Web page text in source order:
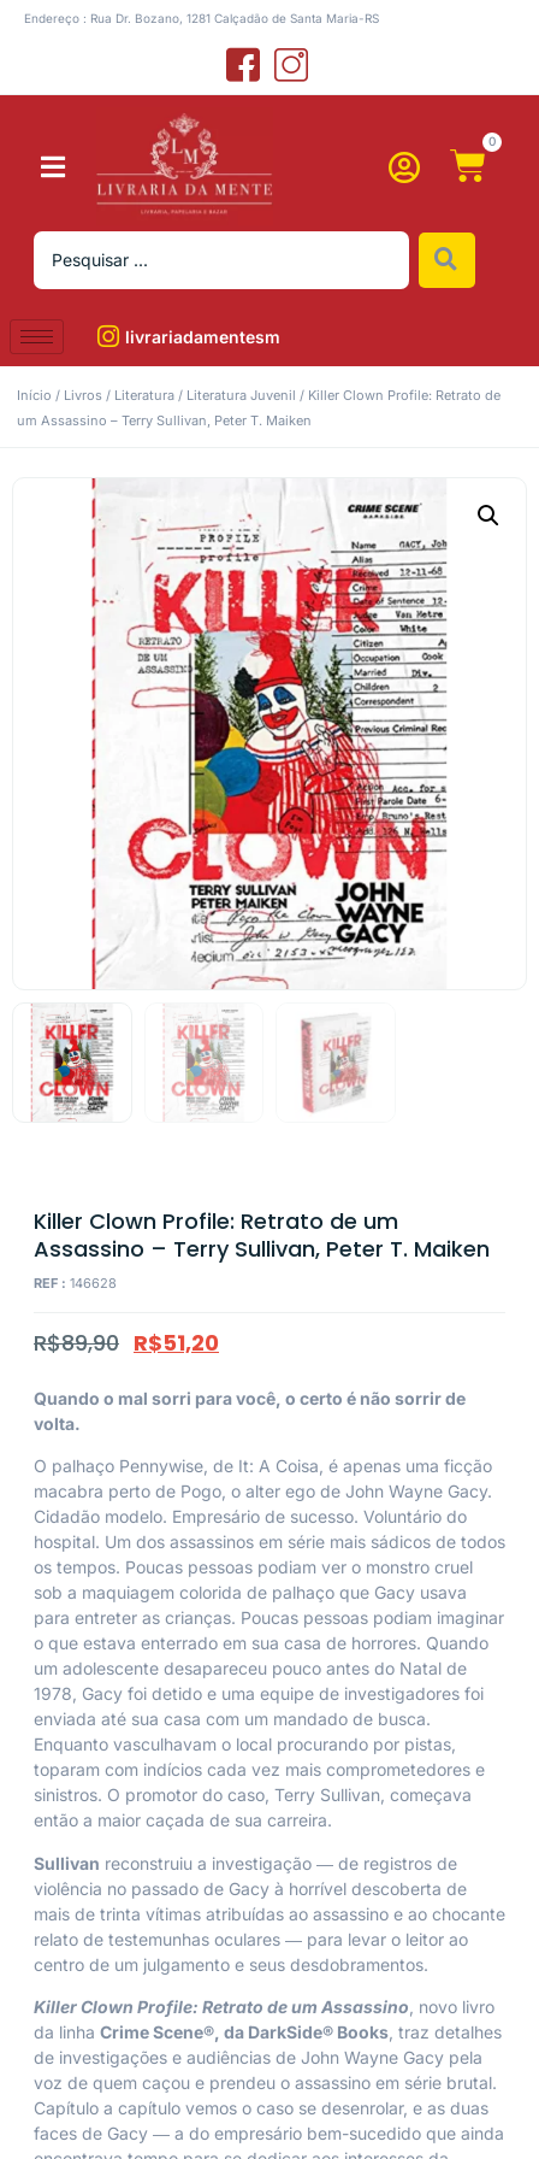
Endereço : Rua Dr. Bozano, 1281 Calçadão de Santa Maria-RS
0
livrariadamentesm
Início / Livros / Literatura / Literatura Juvenil / Killer Clown Profile: Retrato de
um Assassino – Terry Sullivan, Peter T. Maiken
Killer Clown Profile: Retrato de um
Assassino – Terry Sullivan, Peter T. Maiken
REF : 146628
R$89,90 R$51,20
Quando o mal sorri para você, o certo é não sorrir de
volta.
O palhaço Pennywise, de It: A Coisa, é apenas uma ficção
macabra perto de Pogo, o alter ego de John Wayne Gacy.
Cidadão modelo. Empresário de sucesso. Voluntário do
hospital. Um dos assassinos em série mais sádicos de todos
os tempos. Poucas pessoas podiam ver o monstro cruel
sob a maquiagem colorida de palhaço que Gacy usava
para entreter as crianças. Poucas pessoas podiam imaginar
o que estava enterrado em sua casa de horrores. Quando
um adolescente desapareceu pouco antes do Natal de
1978, Gacy foi detido e uma equipe de investigadores foi
enviada até sua casa com um mandado de busca.
Enquanto vasculhavam o local procurando por pistas,
toparam com indícios cada vez mais comprometedores e
sinistros. O promotor do caso, Terry Sullivan, começava
então a maior caçada de sua carreira.
Sullivan reconstruiu a investigação ― de registros de
violência no passado de Gacy à horrível descoberta de
mais de trinta vítimas atribuídas ao assassino e ao chocante
relato de testemunhas oculares ― para levar o leitor ao
centro de um julgamento e seus desdobramentos.
Killer Clown Profile: Retrato de um Assassino , novo livro
da linha Crime Scene®, da DarkSide® Books , traz detalhes
de investigações e audiências de John Wayne Gacy pela
voz de quem caçou e prendeu o assassino em série brutal.
Capítulo a capítulo vemos o caso se desenrolar, e as duas
faces de Gacy ― a do empresário bem-sucedido que ainda